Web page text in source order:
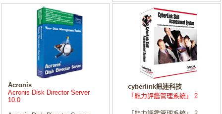
Acronis
Acronis Disk Director Server
10.0
cyberlink訊連科技
「能力評鑑管理系統」 2